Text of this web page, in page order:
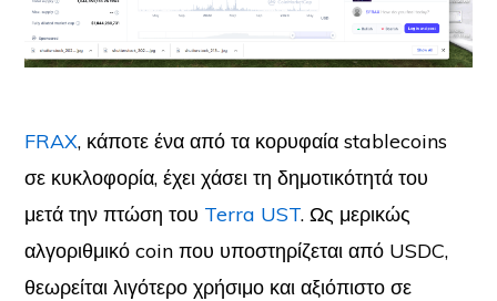
FRAX, κάποτε ένα από τα κορυφαία stablecoins
σε κυκλοφορία, έχει χάσει τη δημοτικότητά του
μετά την πτώση του Terra UST. Ως μερικώς
αλγοριθμικό coin που υποστηρίζεται από USDC,
θεωρείται λιγότερο χρήσιμο και αξιόπιστο σε